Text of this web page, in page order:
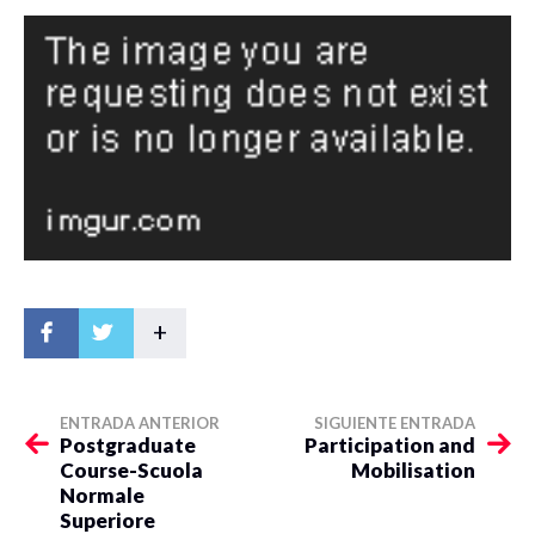
+
ENTRADA ANTERIOR
Postgraduate
Course-Scuola
Normale
Superiore
SIGUIENTE ENTRADA
Participation and
Mobilisation